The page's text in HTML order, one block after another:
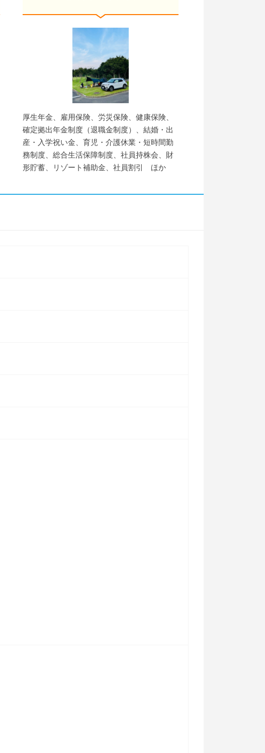
厚生年金、雇用保険、労災保険、健康保険、
確定拠出年金制度（退職金制度）、結婚・出
産・入学祝い金、育児・介護休業・短時間勤
務制度、総合生活保障制度、社員持株会、財
形貯蓄、リゾート補助金、社員割引 ほか